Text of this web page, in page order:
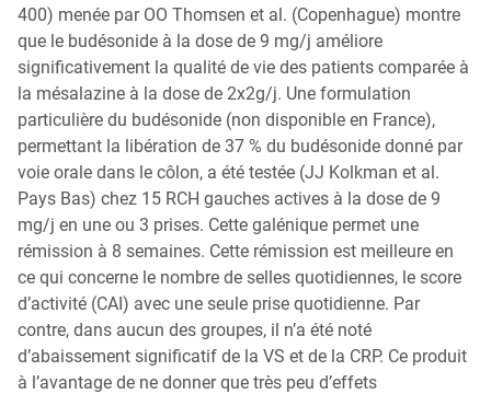
400) menée par OO Thomsen et al. (Copenhague) montre
que le budésonide à la dose de 9 mg/j améliore
significativement la qualité de vie des patients comparée à
la mésalazine à la dose de 2x2g/j. Une formulation
particulière du budésonide (non disponible en France),
permettant la libération de 37 % du budésonide donné par
voie orale dans le côlon, a été testée (JJ Kolkman et al.
Pays Bas) chez 15 RCH gauches actives à la dose de 9
mg/j en une ou 3 prises. Cette galénique permet une
rémission à 8 semaines. Cette rémission est meilleure en
ce qui concerne le nombre de selles quotidiennes, le score
d’activité (CAI) avec une seule prise quotidienne. Par
contre, dans aucun des groupes, il n’a été noté
d’abaissement significatif de la VS et de la CRP. Ce produit
à l’avantage de ne donner que très peu d’effets